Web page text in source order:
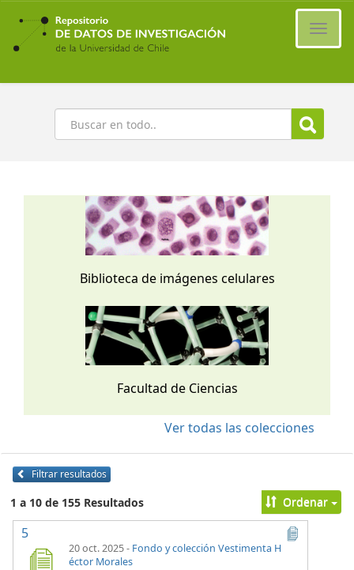
Ir
contenido
principal
Buscar
Biblioteca de imágenes celulares
Facultad de Ciencias
Ver todas las colecciones
Filtrar resultados
1 a 10 de 155 Resultados Ordenar
5
20 oct. 2025- Fondo y colección Vestimenta H
éctor Morales